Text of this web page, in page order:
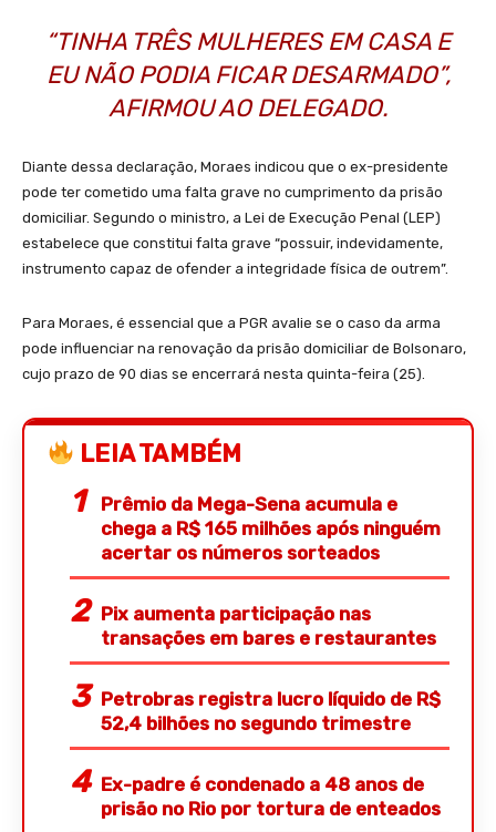
“TINHA TRÊS MULHERES EM CASA E
EU NÃO PODIA FICAR DESARMADO”,
AFIRMOU AO DELEGADO.
Diante dessa declaração, Moraes indicou que o ex-presidente
pode ter cometido uma falta grave no cumprimento da prisão
domiciliar. Segundo o ministro, a Lei de Execução Penal (LEP)
estabelece que constitui falta grave “possuir, indevidamente,
instrumento capaz de ofender a integridade física de outrem”.
Para Moraes, é essencial que a PGR avalie se o caso da arma
pode influenciar na renovação da prisão domiciliar de Bolsonaro,
cujo prazo de 90 dias se encerrará nesta quinta-feira (25).
LEIA TAMBÉM
Prêmio da Mega-Sena acumula e
chega a R$ 165 milhões após ninguém
acertar os números sorteados
Pix aumenta participação nas
transações em bares e restaurantes
Petrobras registra lucro líquido de R$
52,4 bilhões no segundo trimestre
Ex-padre é condenado a 48 anos de
prisão no Rio por tortura de enteados